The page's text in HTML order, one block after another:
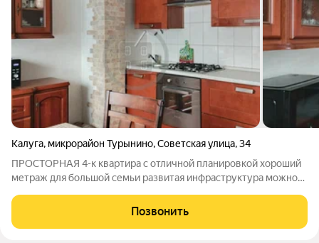
Калуга, микрорайон Турынино,Советская улица,34
ПРОСТОРНАЯ 4-к квартира с отличной планировкой хороший
метраж для большой семьи развитая инфраструктура можно
учетом 2 лоджий по 3,7 кв.м, без них по ЕГРН 89,5 кв.м).
Планировка удобная, в
Позвонить